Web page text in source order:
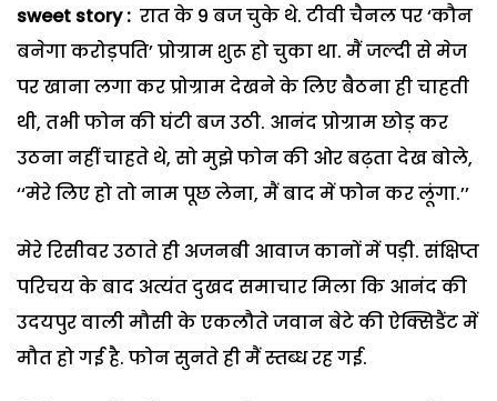
sweet story : रात के 9 बज चुके थे. टीवी चैनल पर ‘कौन
बनेगा करोड़पति’ प्रोग्राम शुरू हो चुका था. मैं जल्दी से मेज
पर खाना लगा कर प्रोग्राम देखने के लिए बैठना ही चाहती
थी, तभी फोन की घंटी बज उठी. आनंद प्रोग्राम छोड़ कर
उठना नहीं चाहते थे, सो मुझे फोन की ओर बढ़ता देख बोले,
‘‘मेरे लिए हो तो नाम पूछ लेना, मैं बाद में फोन कर लूंगा.’’
मेरे रिसीवर उठाते ही अजनबी आवाज कानों में पड़ी. संक्षिप्त
परिचय के बाद अत्यंत दुखद समाचार मिला कि आनंद की
उदयपुर वाली मौसी के एकलौते जवान बेटे की ऐक्सिडैंट में
मौत हो गई है. फोन सुनते ही मैं स्तब्ध रह गई.